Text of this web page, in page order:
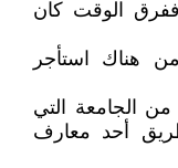
ففرق الوقت كان
هناك استأجر
الجامعة التي
أحد معارف